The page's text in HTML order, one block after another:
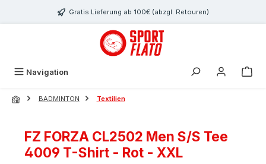
Zum Hauptinhalt springenGratis Lieferung ab 100€ (abzgl. Retouren)
Navigation
BADMINTON Textilien
FZ FORZA CL2502 Men S/S Tee
4009 T-Shirt - Rot - XXL